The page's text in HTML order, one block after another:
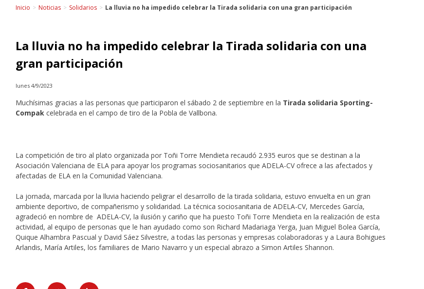
Inicio > Noticias > Solidarios > La lluvia no ha impedido celebrar la Tirada solidaria con una gran participación
La lluvia no ha impedido celebrar la Tirada solidaria con una
gran participación
lunes 4/9/2023
Muchísimas gracias a las personas que participaron el sábado 2 de septiembre en la Tirada solidaria Sporting-
Compak celebrada en el campo de tiro de la Pobla de Vallbona.
La competición de tiro al plato organizada por Toñi Torre Mendieta recaudó 2.935 euros que se destinan a la
Asociación Valenciana de ELA para apoyar los programas sociosanitarios que ADELA-CV ofrece a las afectados y
afectadas de ELA en la Comunidad Valenciana.
La jornada, marcada por la lluvia haciendo peligrar el desarrollo de la tirada solidaria, estuvo envuelta en un gran
ambiente deportivo, de compañerismo y solidaridad. La técnica sociosanitaria de ADELA-CV, Mercedes García,
agradeció en nombre de ADELA-CV, la ilusión y cariño que ha puesto Toñi Torre Mendieta en la realización de esta
actividad, al equipo de personas que le han ayudado como son Richard Madariaga Yerga, Juan Miguel Bolea García,
Quique Alhambra Pascual y David Sáez Silvestre, a todas las personas y empresas colaboradoras y a Laura Bohigues
Arlandis, María Artiles, los familiares de Mario Navarro y un especial abrazo a Simon Artiles Shannon.